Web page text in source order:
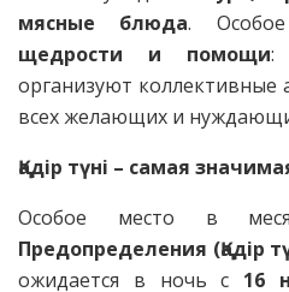
мясные блюда. Особое
щедрости и помощи:
организуют
всех желающих и
Қадір түні – самая
Особое место в
Предопределения (Қадір
ожидается в ночь с 16